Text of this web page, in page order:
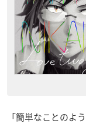
「簡単なことのよ